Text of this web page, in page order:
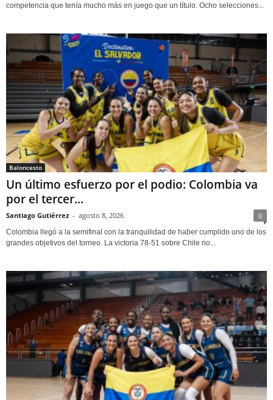
competencia que tenía mucho más en juego que un título. Ocho selecciones...
Baloncesto
Un último esfuerzo por el podio: Colombia va
por el tercer...
Santiago Gutiérrez - agosto 8, 2026 0
Colombia llegó a la semifinal con la tranquilidad de haber cumplido uno de los
grandes objetivos del torneo. La victoria 78-51 sobre Chile no...